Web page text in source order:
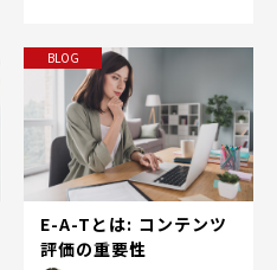
ー…
BLOG
E-A-Tとは: コンテンツ
評価の重要性